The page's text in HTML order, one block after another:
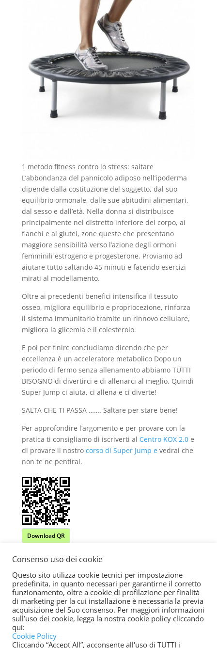
1 metodo fitness contro lo stress: saltare
L’abbondanza del pannicolo adiposo nell’ipoderma
dipende dalla costituzione del soggetto, dal suo
equilibrio ormonale, dalle sue abitudini alimentari,
dal sesso e dall’età. Nella donna si distribuisce
principalmente nel distretto inferiore del corpo, ai
fianchi e ai glutei, zone queste che presentano
maggiore sensibilità verso l’azione degli ormoni
femminili estrogeno e progesterone. Proviamo ad
aiutare tutto saltando 45 minuti e facendo esercizi
mirati al modellamento.
Oltre ai precedenti benefici intensifica il tessuto
osseo, migliora equilibrio e propriocezione, rinforza
il sistema immunitario tramite un rinnovo cellulare,
migliora la glicemia e il colesterolo.
E poi per finire concludiamo dicendo che per
eccellenza è un acceleratore metabolico Dopo un
periodo di fermo senza allenamento abbiamo TUTTI
BISOGNO di divertirci e di allenarci al meglio. Quindi
Super Jump ci aiuta, ci allena e ci diverte!
SALTA CHE TI PASSA ……. Saltare per stare bene!
Per approfondire l’argomento e per provare con la
pratica ti consigliamo di iscriverti al Centro KOX 2.0 e
di provare il nostro corso di Super Jump evedrai che
non te ne pentirai.
Download QR
2020 Centri KOX | KOX ACADEMY SSD SRL P.Iva
02407800206 | Tel. 0376 391126 | email
Consenso uso dei cookie
Questo sito utilizza cookie tecnici per impostazione
predefinita, in quanto necessari per garantirne il corretto
funzionamento, oltre a cookie di profilazione per finalità
di marketing per la cui installazione è necessaria la previa
acquisizione del Suo consenso. Per maggiori informazioni
sull’uso dei cookie, legga la nostra cookie policy cliccando
qui:
Cookie Policy
Cliccando “Accept All”, acconsente all'uso di TUTTI i